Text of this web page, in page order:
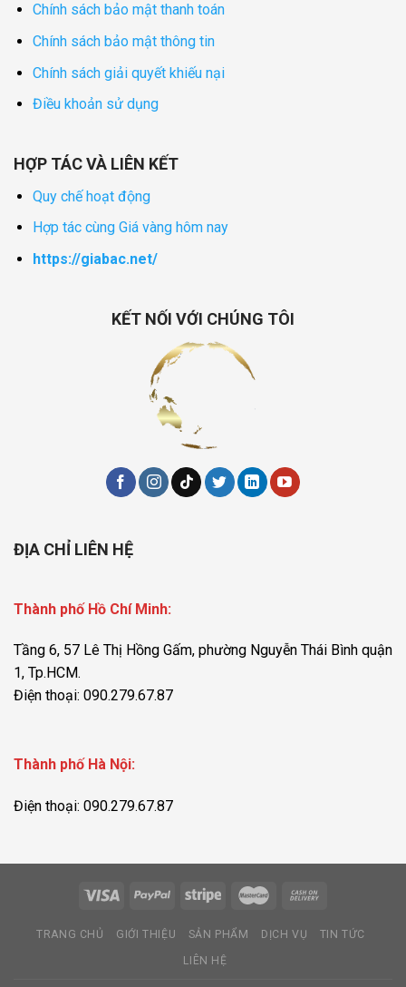
Chính sách bảo mật thanh toán
Chính sách bảo mật thông tin
Chính sách giải quyết khiếu nại
Điều khoản sử dụng
HỢP TÁC VÀ LIÊN KẾT
Quy chế hoạt động
Hợp tác cùng Giá vàng hôm nay
https://giabac.net/
KẾT NỐI VỚI CHÚNG TÔI
ĐỊA CHỈ LIÊN HỆ
Thành phố Hồ Chí Minh:
Tầng 6, 57 Lê Thị Hồng Gấm, phường Nguyễn Thái Bình quận
1, Tp.HCM.
Điện thoại: 090.279.67.87
Thành phố Hà Nội:
Điện thoại: 090.279.67.87
TRANG CHỦ GIỚI THIỆU SẢN PHẨM DỊCH VỤ TIN TỨC
LIÊN HỆ